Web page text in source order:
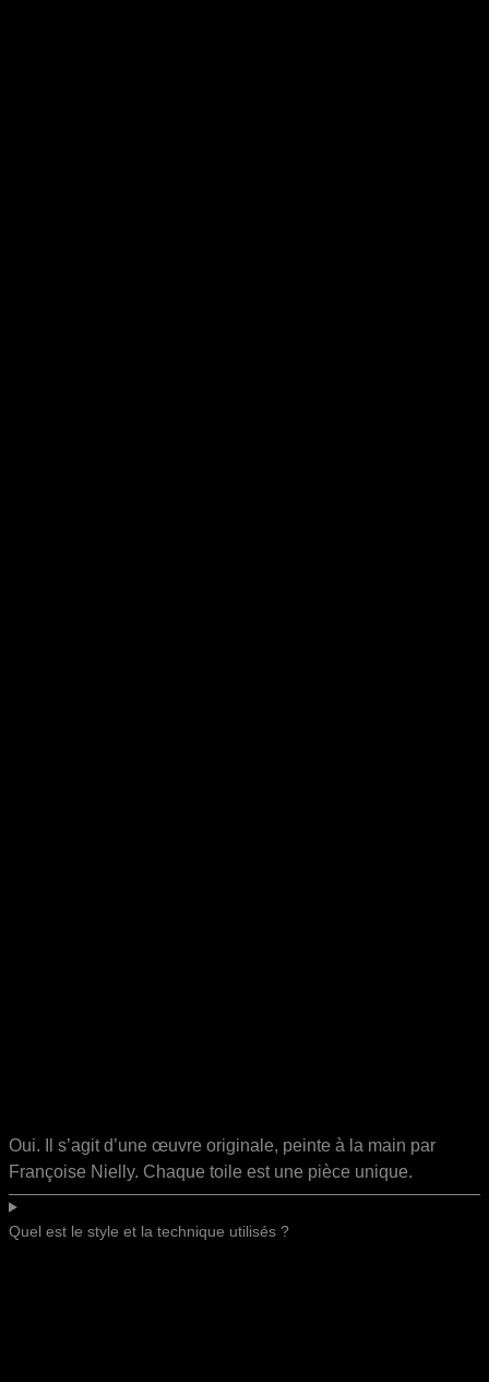
Oui. Il s’agit d’une œuvre originale, peinte à la main par
Françoise Nielly. Chaque toile est une pièce unique.
Quel est le style et la technique utilisés ?